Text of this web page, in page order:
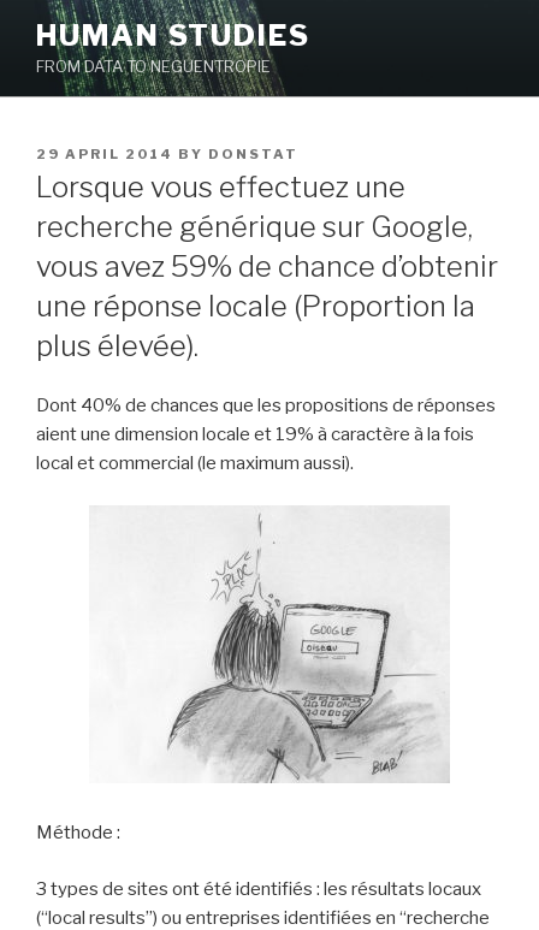
content
HUMAN STUDIES
FROM DATA TO NEGUENTROPIE
POSTED
ON
29 APRIL 2014 BY DONSTAT
Lorsque vous effectuez une
recherche générique sur Google,
vous avez 59% de chance d’obtenir
une réponse locale (Proportion la
plus élevée).
Dont 40% de chances que les propositions de réponses
aient une dimension locale et 19% à caractère à la fois
local et commercial (le maximum aussi).
Méthode :
3 types de sites ont été identifiés : les résultats locaux
(“local results”) ou entreprises identifiées en “recherche